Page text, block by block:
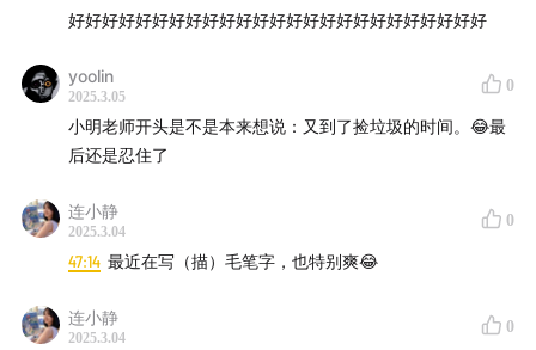
▼小川晴陽-弥勒菩萨像 中宫寺藏（收藏者：李至顺Tim
Li）
好好好好好好好好好好好好好好好好好好好好好好好好好
yoolin
2025.3.05
0
小明老师开头是不是本来想说：又到了捡垃圾的时间。😂最
后还是忍住了
连小静
2025.3.04
0
47:14 最近在写（描）毛笔字，也特别爽😂
连小静
2025.3.04
0